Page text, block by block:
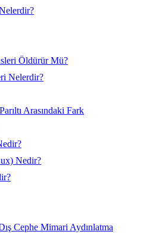
Öldürür Mü?
Nelerdir?
Arasındaki Fark
Nedir?
Cephe Mimari Aydınlatma